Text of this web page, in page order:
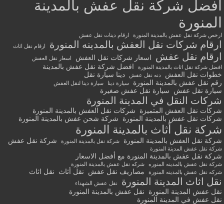
أفضل شركة نقل عفش بالمدينة
المنورة
ارخص شركة نقل عفش بالمدينة المنورة ارقام دينات نقل عفش
ارقام شركات نقل العفش بالمدينه المنورة ارقام نقل اثاث
ارقام نقل عفش اسعار شركات نقل العفش
اسعار نقل العفش
افضل شركة نقل اثاث بالمدينة المنورة
افضل شركة نقل عفش بالمدينة
خطوات نقل العفش
دنه نقل عفش
دينا سيارة نقل
رقم نقل عفش بالمدينة المنورة
سيارة دينا سيارة دينا لنقل العفش
سيارة نقل عفش سيارة نقل عفش صغيرة
شركات النقل في المدينة المنورة
شركات نقل العفش المتميزة
شركات نقل العفش بالمدينة المنورة
شركات نقل عفش بالمدينة المنورة
شركة شحن عفش بالمدينة المنورة
شركة نقل أثاث بالمدينة المنورة
شركة نقل العفش بالمدينة المنورة شركة نقل بالمدينة المنورة شركة نقل عفش
شركة نقل عفش المدينة المنورة
شركة نقل عفش بالمدينة المنورة مع أفضل الاسعار
شركة نقل عفش بالمدينه المنوره
شركه نقل عفش بالمدينة المنورة
شركه نقل عفش بالمدينه المنورة
مصاريف نقل عفش نقل أثاث نقل اثاث
نقل اثاث المدينة المنورة نقل عفش الشهداء
نقل عفش المدينة المنورة
نقل عفش بالمدينة المنورة
نقل عفش في المدينة المنورة